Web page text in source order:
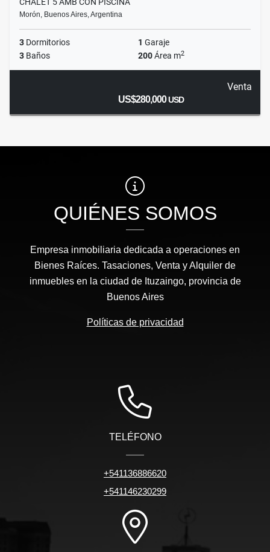
Morón, Buenos Aires, Argentina
3 Dormitorios 1 Garaje
3 Baños 200Área m2
Venta
US$280,000USD
QUIÉNES SOMOS
Empresa inmobiliaria dedicada a operaciones en
Bienes Raíces. Tasaciones, Venta y Alquiler de
inmuebles en la ciudad de Ituzaingo, provincia de
Buenos Aires
Políticas de privacidad
TELÉFONO
+541136886620
+541146230299